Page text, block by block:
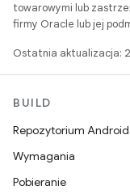
towarowymi lub
firmy Oracle lub jej
Ostatnia aktualizacja:
BUILD
Repozytorium
Wymagania
Pobieranie